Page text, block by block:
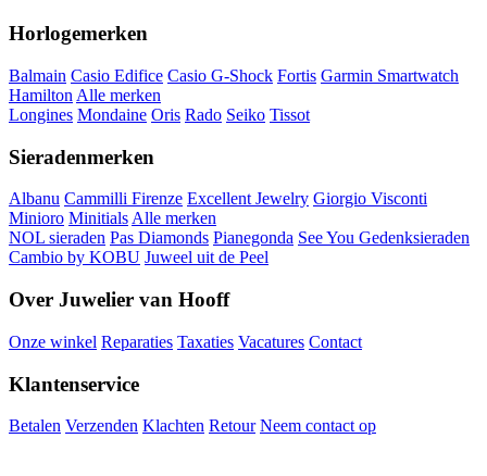
Horlogemerken
Balmain Casio Edifice Casio G-Shock Fortis Garmin Smartwatch
Hamilton Alle merken
Longines Mondaine Oris Rado Seiko Tissot
Sieradenmerken
Albanu Cammilli Firenze Excellent Jewelry Giorgio Visconti
Minioro MinitialsAlle merken
NOL sieraden Pas Diamonds Pianegonda See You Gedenksieraden
Cambio by KOBU Juweel uit de Peel
Over Juwelier van Hooff
Onze winkel Reparaties Taxaties Vacatures Contact
Klantenservice
Betalen Verzenden Klachten Retour Neem contact op